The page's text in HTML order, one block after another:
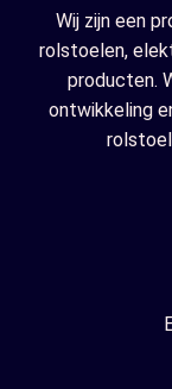
Wij zijn een
rolstoelen,
producten.
ontwikkeling